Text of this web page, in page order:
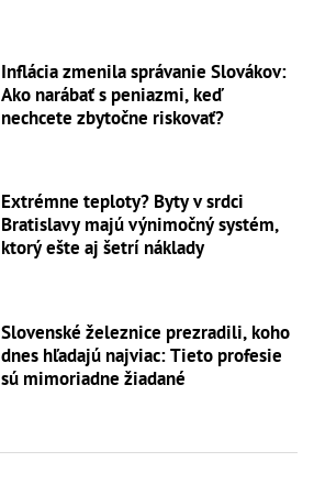
Inflácia zmenila správanie Slovákov:
Ako narábať s peniazmi, keď
nechcete zbytočne riskovať?
Extrémne teploty? Byty v srdci
Bratislavy majú výnimočný systém,
ktorý ešte aj šetrí náklady
Slovenské železnice prezradili, koho
dnes hľadajú najviac: Tieto profesie
sú mimoriadne žiadané